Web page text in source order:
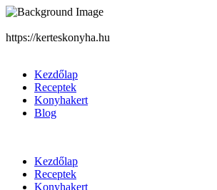
https://kerteskonyha.hu
Kezdőlap
Receptek
Konyhakert
Blog
Kezdőlap
Receptek
Konyhakert